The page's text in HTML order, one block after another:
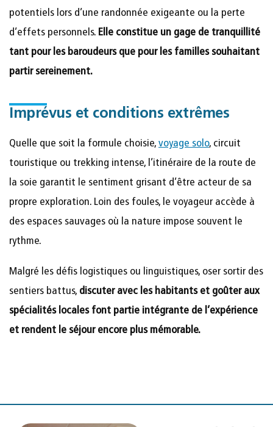
potentiels lors d’une randonnée exigeante ou la perte
d’effets personnels. Elle constitue un gage de tranquillité
tant pour les baroudeurs que pour les familles souhaitant
partir sereinement.
Imprévus et conditions extrêmes
Quelle que soit la formule choisie, voyage solo, circuit
touristique ou trekking intense, l’itinéraire de la route de
la soie garantit le sentiment grisant d’être acteur de sa
propre exploration. Loin des foules, le voyageur accède à
des espaces sauvages où la nature impose souvent le
rythme.
Malgré les défis logistiques ou linguistiques, oser sortir des
sentiers battus, discuter avec les habitants et goûter aux
spécialités locales font partie intégrante de l’expérience
et rendent le séjour encore plus mémorable.